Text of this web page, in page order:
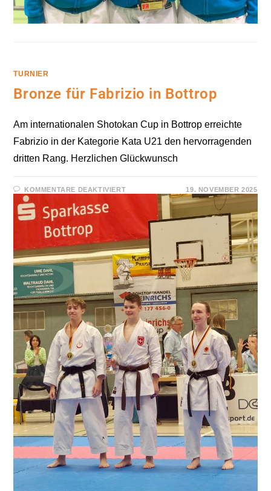
TURNIER
Bronze für Fabrizio in Bottrop
Am internationalen Shotokan Cup in Bottrop erreichte
Fabrizio in der Kategorie Kata U21 den hervorragenden
dritten Rang. Herzlichen Glückwunsch
KOMMENTARE DEAKTIVIERTFÜR
BRONZE
FABRIZIO
BOTTROP
19. NOVEMBER 2025